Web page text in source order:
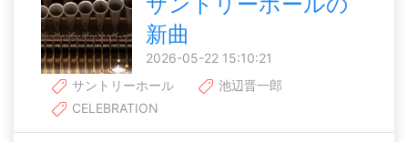
新曲
2026-05-22 15:10:21
サントリーホール
池辺晋一郎
CELEBRATION